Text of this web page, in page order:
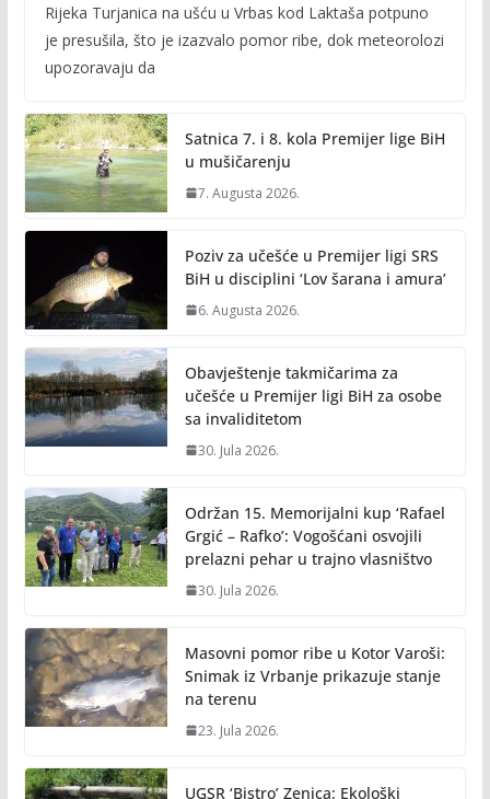
e
b
o
k
itt
er
ai p
n
k
Rijeka Turjanica na ušću u Vrbas kod Laktaša potpuno
je presušila, što je izazvalo pomor ribe, dok meteorolozi
upozoravaju da
Satnica 7. i 8. kola Premijer lige BiH
u mušičarenju
7. Augusta 2026.
Poziv za učešće u Premijer ligi SRS
BiH u disciplini ‘Lov šarana i amura’
6. Augusta 2026.
Obavještenje takmičarima za
učešće u Premijer ligi BiH za osobe
sa invaliditetom
30. Jula 2026.
Održan 15. Memorijalni kup ‘Rafael
Grgić – Rafko’: Vogošćani osvojili
prelazni pehar u trajno vlasništvo
30. Jula 2026.
Masovni pomor ribe u Kotor Varoši:
Snimak iz Vrbanje prikazuje stanje
na terenu
23. Jula 2026.
UGSR ‘Bistro’ Zenica: Ekološki